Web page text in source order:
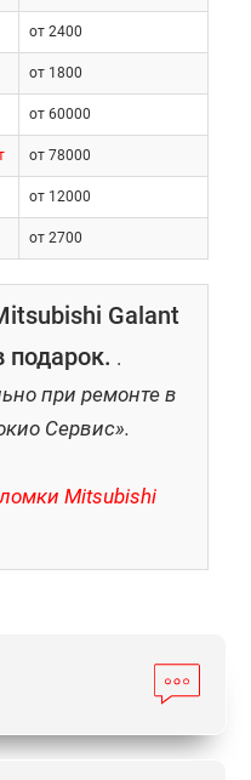
от 2400
от 1800
от 60000
от 78000
от 12000
от 2700
Galant
подарок. .
при ремонте в
Сервис».
Mitsubishi